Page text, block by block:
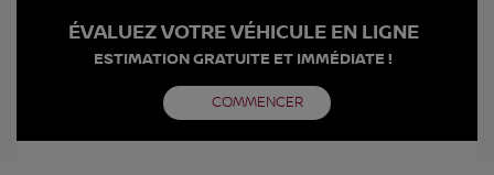
ÉVALUEZ VOTRE VÉHICULE EN LIGNE
ESTIMATION GRATUITE ET IMMÉDIATE !
COMMENCER